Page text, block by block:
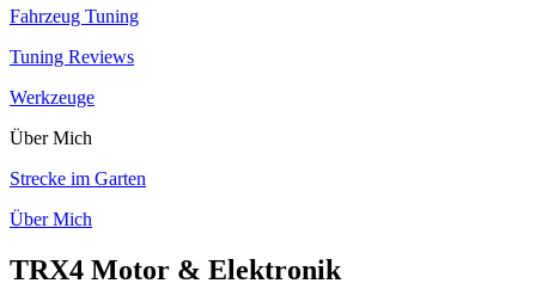
Fahrzeug Tuning
Tuning Reviews
Werkzeuge
Über Mich
Strecke im Garten
Über Mich
TRX4 Motor & Elektronik